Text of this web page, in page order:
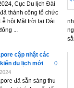
Cục Du lịch Đài
thành công tổ chức
hội Mặt trời tại Đài
...
cập nhật các
du lịch mới
0
đã sẵn sàng thu